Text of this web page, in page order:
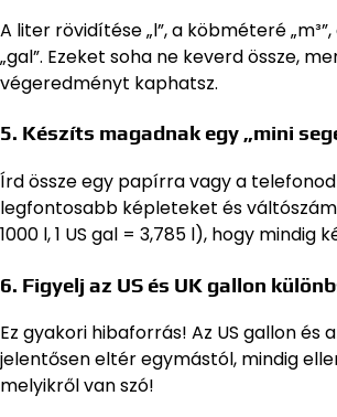
A liter rövidítése „l”, a köbméteré
„gal”. Ezeket soha ne keverd össze,
végeredményt kaphatsz.
5. Készíts magadnak egy „mini
Írd össze egy papírra vagy a
legfontosabb képleteket és
1000 l, 1 US gal = 3,785 l), hogy mindig
6. Figyelj az US és UK gallon
Ez gyakori hibaforrás! Az US gallon és
jelentősen eltér egymástól, mindig
melyikről van szó!